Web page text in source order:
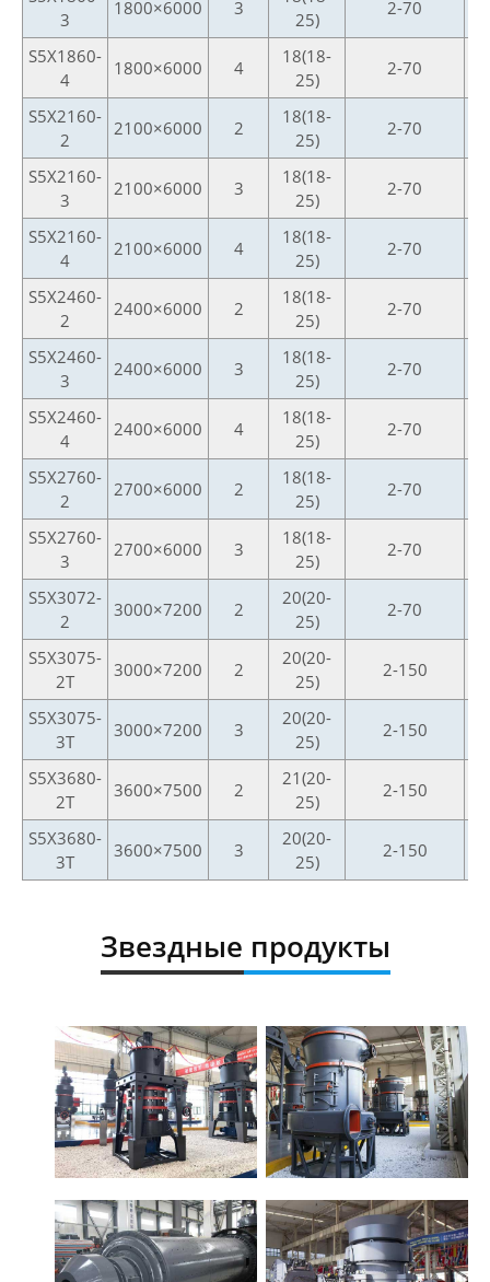
3
1800×6000 3
25)
2-70
S5X1860-
4
1800×6000 4
18(18-
25)
2-70
S5X2160-
2
2100×6000 2
18(18-
25)
2-70
S5X2160-
3
2100×6000 3
18(18-
25)
2-70
S5X2160-
4
2100×6000 4
18(18-
25)
2-70
S5X2460-
2
2400×6000 2
18(18-
25)
2-70
S5X2460-
3
2400×6000 3
18(18-
25)
2-70
S5X2460-
4
2400×6000 4
18(18-
25)
2-70
S5X2760-
2
2700×6000 2
18(18-
25)
2-70
S5X2760-
3
2700×6000 3
18(18-
25)
2-70
S5X3072-
2
3000×7200 2
20(20-
25)
2-70
S5X3075-
2T
3000×7200 2
20(20-
25)
2-150
S5X3075-
3T
3000×7200 3
20(20-
25)
2-150
S5X3680-
2T
3600×7500 2
21(20-
25)
2-150
S5X3680-
3T
3600×7500 3
20(20-
25)
2-150
Звездные продукты